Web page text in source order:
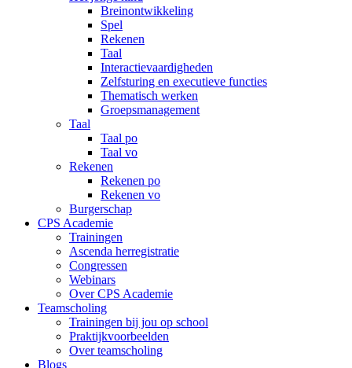
Breinontwikkeling
Spel
Rekenen
Taal
Interactievaardigheden
Zelfsturing en executieve functies
Thematisch werken
Groepsmanagement
Taal
Taal po
Taal vo
Rekenen
Rekenen po
Rekenen vo
Burgerschap
CPS Academie
Trainingen
Ascenda herregistratie
Congressen
Webinars
Over CPS Academie
Teamscholing
Trainingen bij jou op school
Praktijkvoorbeelden
Over teamscholing
Blogs